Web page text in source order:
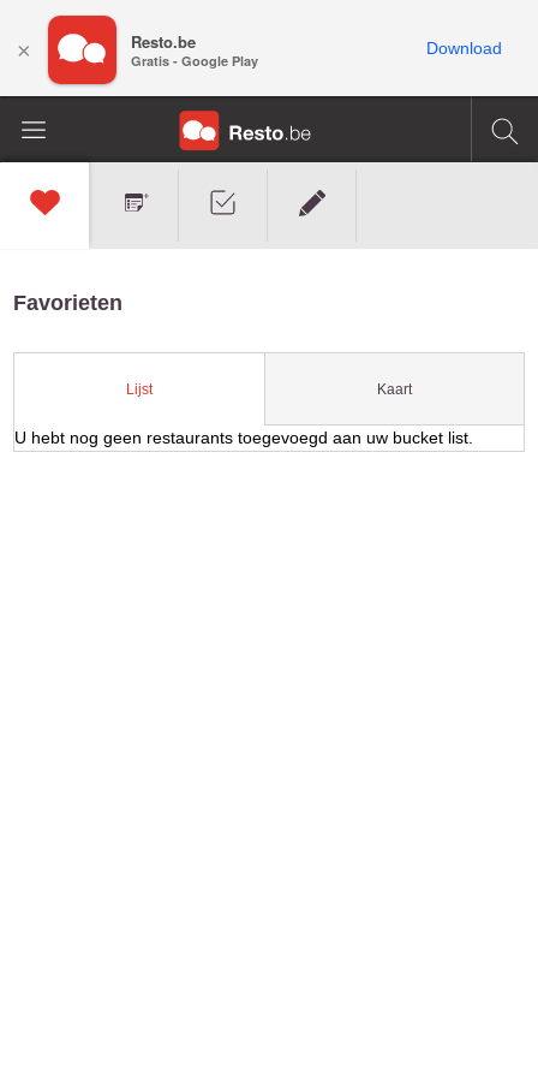
Favorieten
Lijst Kaart
U hebt nog geen restaurants toegevoegd aan uw bucket list.
× Resto.be
Gratis - Google Play
Download